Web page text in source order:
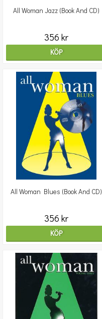
All Woman Jazz (Book And CD)
356 kr
KÖP
All Woman Blues (Book And CD)
356 kr
KÖP